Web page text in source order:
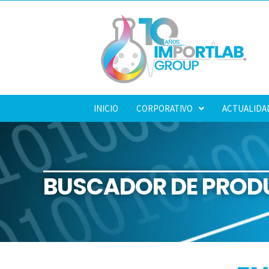
INICIO CORPORATIVO
BUSCADOR DE